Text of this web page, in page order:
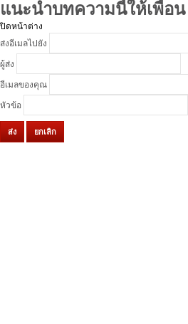
แนะนำบทความนี้ให้เพื่อน
ปิดหน้าต่าง
ส่งอีเมลไปยัง
ผู้ส่ง
อีเมลของคุณ
หัวข้อ
ส่ง ยกเลิก